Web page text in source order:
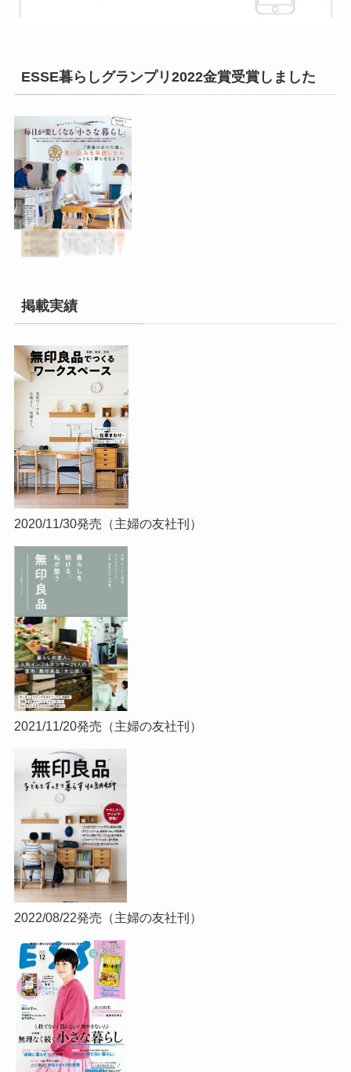
ESSE暮らしグランプリ2022金賞受賞しました
掲載実績
2020/11/30発売（主婦の友社刊）
2021/11/20発売（主婦の友社刊）
2022/08/22発売（主婦の友社刊）